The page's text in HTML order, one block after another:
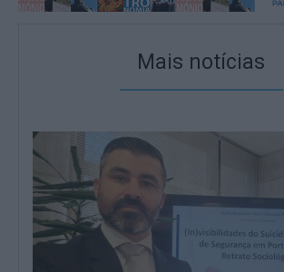
Mais notícias